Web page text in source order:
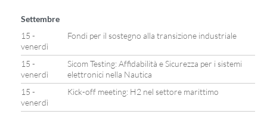
Settembre
15 -
venerdì
Fondi per il sostegno alla transizione industriale
15 -
venerdì
Sicom Testing: Affidabilità e Sicurezza per i sistemi
elettronici nella Nautica
15 -
venerdì
Kick-off meeting: H2 nel settore marittimo